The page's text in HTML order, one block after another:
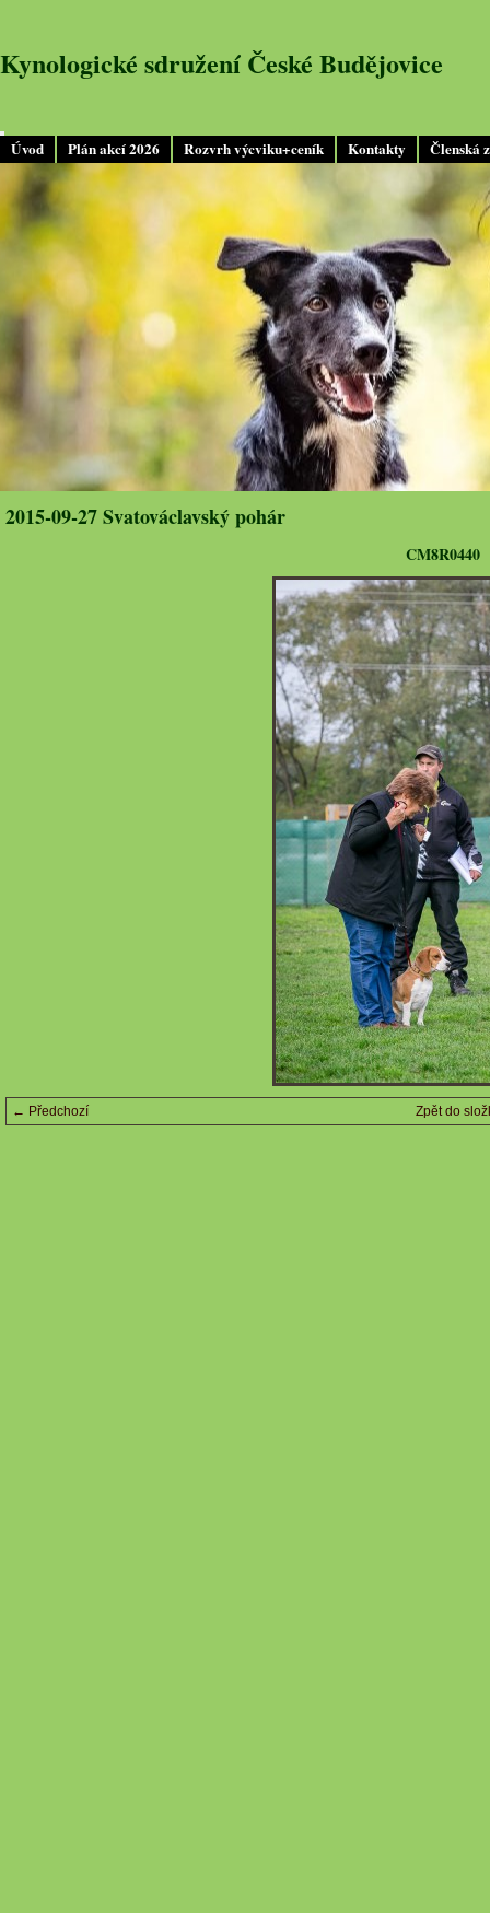
Úvod Plán akcí 2026 Rozvrh výcviku+ceník Kontakty Členská
Kynologické sdružení České Budějovice
2015-09-27 Svatováclavský pohár
CM8R0440
← Předchozí Zpět do